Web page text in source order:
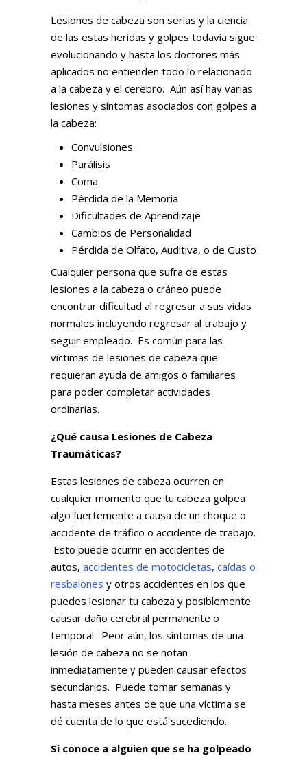
Lesiones de cabeza son serias y la ciencia
de las estas heridas y golpes todavía sigue
evolucionando y hasta los doctores más
aplicados no entienden todo lo relacionado
a la cabeza y el cerebro. Aún así hay varias
lesiones y síntomas asociados con golpes a
la cabeza:
Convulsiones
Parálisis
Coma
Pérdida de la Memoria
Dificultades de Aprendizaje
Cambios de Personalidad
Pérdida de Olfato, Auditiva, o de Gusto
Cualquier persona que sufra de estas
lesiones a la cabeza o cráneo puede
encontrar dificultad al regresar a sus vidas
normales incluyendo regresar al trabajo y
seguir empleado. Es común para las
víctimas de lesiones de cabeza que
requieran ayuda de amigos o familiares
para poder completar actividades
ordinarias.
¿Qué causa Lesiones de Cabeza
Traumáticas?
Estas lesiones de cabeza ocurren en
cualquier momento que tu cabeza golpea
algo fuertemente a causa de un choque o
accidente de tráfico o accidente de trabajo.
Esto puede ocurrir en accidentes de
autos, accidentes de motocicletas, caídas o
resbalones y otros accidentes en los que
puedes lesionar tu cabeza y posiblemente
causar daño cerebral permanente o
temporal. Peor aún, los síntomas de una
lesión de cabeza no se notan
inmediatamente y pueden causar efectos
secundarios. Puede tomar semanas y
hasta meses antes de que una víctima se
dé cuenta de lo que está sucediendo.
Si conoce a alguien que se ha golpeado